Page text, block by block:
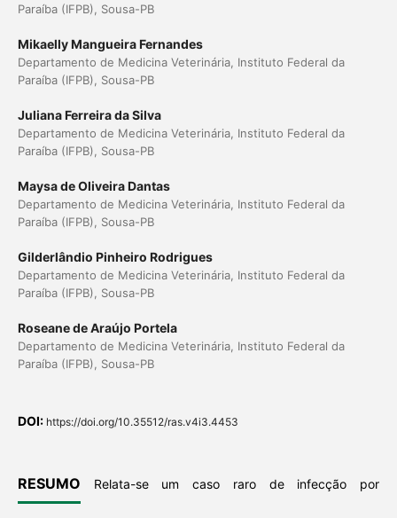
Paraíba (IFPB), Sousa-PB
Mikaelly Mangueira Fernandes
Departamento de Medicina Veterinária, Instituto Federal da
Paraíba (IFPB), Sousa-PB
Juliana Ferreira da Silva
Departamento de Medicina Veterinária, Instituto Federal da
Paraíba (IFPB), Sousa-PB
Maysa de Oliveira Dantas
Departamento de Medicina Veterinária, Instituto Federal da
Paraíba (IFPB), Sousa-PB
Gilderlândio Pinheiro Rodrigues
Departamento de Medicina Veterinária, Instituto Federal da
Paraíba (IFPB), Sousa-PB
Roseane de Araújo Portela
Departamento de Medicina Veterinária, Instituto Federal da
Paraíba (IFPB), Sousa-PB
DOI: https://doi.org/10.35512/ras.v4i3.4453
RESUMO Relata-se um caso raro de infecção por